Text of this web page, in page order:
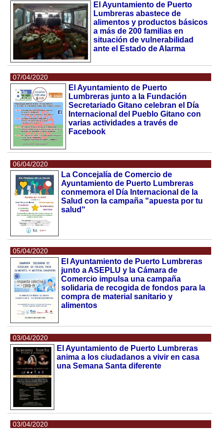
El Ayuntamiento de Puerto
Lumbreras abastece de
alimentos y productos básicos
a más de 200 familias en
situación de vulnerabilidad
ante el Estado de Alarma
07/04/2020
El Ayuntamiento de Puerto
Lumbreras junto a la Fundación
Secretariado Gitano celebran el Día
Internacional del Pueblo Gitano con
varias actividades a través de
Facebook
06/04/2020
La Concejalía de Comercio de
Ayuntamiento de Puerto Lumbreras
conmemora el Día Internacional de la
Salud con la campaña "apuesta por tu
salud"
05/04/2020
El Ayuntamiento de Puerto Lumbreras
junto a ASEPLU y la Cámara de
Comercio impulsa una campaña
solidaria de recogida de fondos para la
compra de material sanitario y
alimentos
03/04/2020
El Ayuntamiento de Puerto Lumbreras
anima a los ciudadanos a vivir en casa
una Semana Santa diferente
03/04/2020